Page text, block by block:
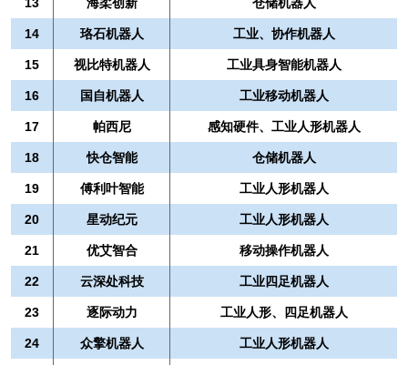
14 珞石机器人 工业、协作机器人
15 视比特机器人 工业具身智能机器人
16 国自机器人 工业移动机器人
17 帕西尼 感知硬件、工业人形机器人
18 快仓智能 仓储机器人
19 傅利叶智能 工业人形机器人
20 星动纪元 工业人形机器人
21 优艾智合 移动操作机器人
22 云深处科技 工业四足机器人
23 逐际动力 工业人形、四足机器人
24 众擎机器人 工业人形机器人